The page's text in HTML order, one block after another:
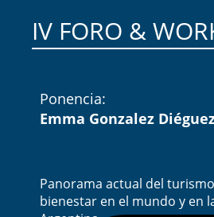
IV FORO &
Ponencia:
Emma Gonzalez
Panorama actual del
bienestar en el mundo y en